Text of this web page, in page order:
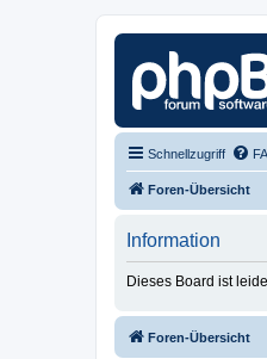
Schnellzugriff
Foren-Übersicht
Information
Dieses Board ist
Foren-Übersicht